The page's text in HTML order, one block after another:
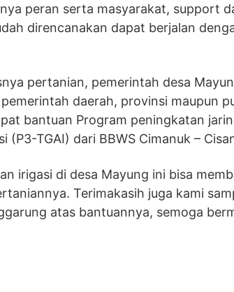
peran serta masyarakat, support
direncanakan dapat berjalan
pertanian, pemerintah desa
daerah, provinsi maupun
bantuan Program peningkatan
TGAI) dari BBWS Cimanuk –
irigasi di desa Mayung ini bisa
Terimakasih juga kami
atas bantuannya, semoga